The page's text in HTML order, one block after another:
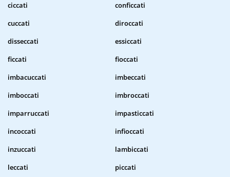
ciccati
conficcati
cuccati
diroccati
disseccati
essiccati
ficcati
fioccati
imbacuccati
imbeccati
imboccati
imbroccati
imparruccati
impasticcati
incoccati
infioccati
inzuccati
lambiccati
leccati
piccati